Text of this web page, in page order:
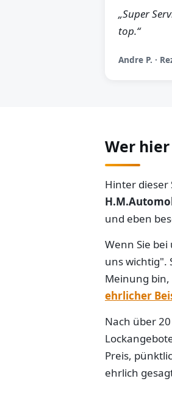
„Super
top.“
Andre P. ·
Wer
Hinter dieser
und eben
Wenn Sie
uns wichtig".
Meinung bin,
ehrlicher
Nach über
Preis,
ehrlich